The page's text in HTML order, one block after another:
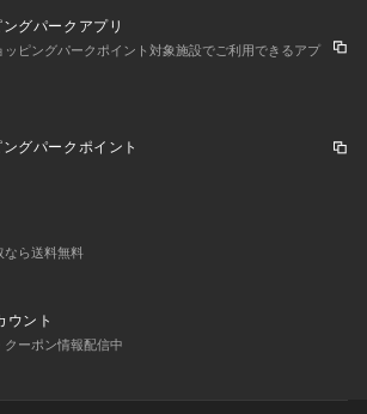
グパークアプリ
ッピングパークポイント対象施設でご利用できるアプ
グパークポイント
なら送料無料
ウント
クーポン情報配信中